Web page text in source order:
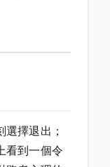
擇退出；
看到一個令